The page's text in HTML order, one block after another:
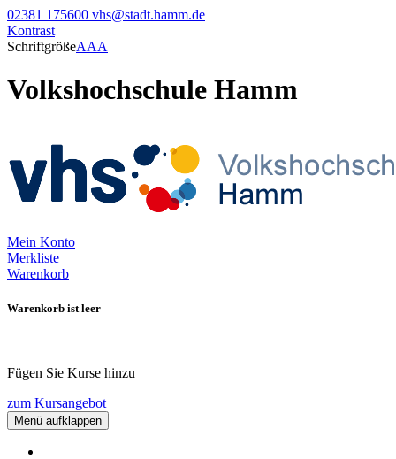
02381 175600 vhs@stadt.hamm.de
Kontrast
SchriftgrößeAAA
Volkshochschule Hamm
Mein Konto
Merkliste
Warenkorb
Warenkorb ist leer
Fügen Sie Kurse hinzu
zum Kursangebot
Menü aufklappen